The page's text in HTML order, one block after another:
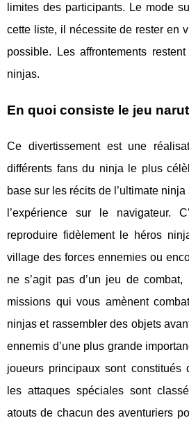
limites des participants. Le mode
cette liste, il nécessite de rester en
possible. Les affrontements
ninjas.
En quoi consiste le jeu
Ce divertissement est une
différents fans du ninja le plus
base sur les récits de l’ultimate
l’expérience sur le navigateur.
reproduire fidèlement le héros
village des forces ennemies ou
ne s’agit pas d’un jeu de
missions qui vous amènent
ninjas et rassembler des objets
ennemis d’une plus grande
joueurs principaux sont constitués
les attaques spéciales sont
atouts de chacun des aventuriers